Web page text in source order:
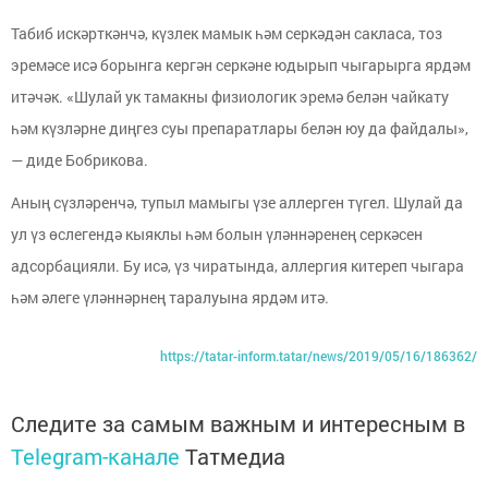
Табиб искәрткәнчә, күзлек мамык һәм серкәдән сакласа, тоз
эремәсе исә борынга кергән серкәне юдырып чыгарырга ярдәм
итәчәк. «Шулай ук тамакны физиологик эремә белән чайкату
һәм күзләрне диңгез суы препаратлары белән юу да файдалы»,
— диде Бобрикова.
Аның сүзләренчә, тупыл мамыгы үзе аллерген түгел. Шулай да
ул үз өслегендә кыяклы һәм болын үләннәренең серкәсен
адсорбацияли. Бу исә, үз чиратында, аллергия китереп чыгара
һәм әлеге үләннәрнең таралуына ярдәм итә.
https://tatar-inform.tatar/news/2019/05/16/186362/
Следите за самым важным и интересным в
Telegram-канале Татмедиа